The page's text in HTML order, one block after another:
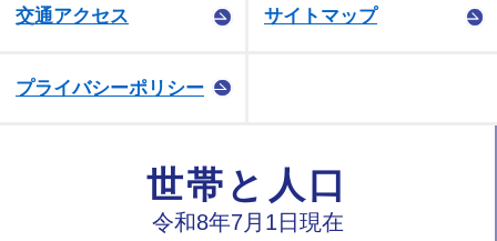
交通アクセス サイトマップ
プライバシーポリシー